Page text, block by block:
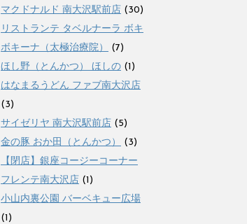
マクドナルド 南大沢駅前店 (30)
リストランテ タベルナーラ ボキ
ボキーナ（太極治療院）
(7)
ほし野（とんかつ） ほしの (1)
はなまるうどん ファブ南大沢店
(3)
サイゼリヤ 南大沢駅前店 (5)
金の豚 おか田（とんかつ）
(3)
【閉店】銀座コージーコーナー
フレンテ南大沢店 (1)
小山内裏公園 バーベキュー広場
(1)